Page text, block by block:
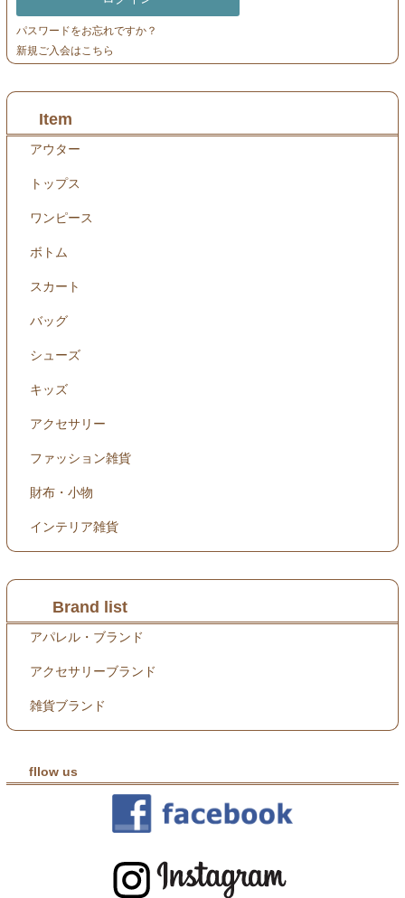
パスワードをお忘れですか？
新規ご入会はこちら
Item
アウター
トップス
ワンピース
ボトム
スカート
バッグ
シューズ
キッズ
アクセサリー
ファッション雑貨
財布・小物
インテリア雑貨
Brand list
アパレル・ブランド
アクセサリーブランド
雑貨ブランド
fllow us